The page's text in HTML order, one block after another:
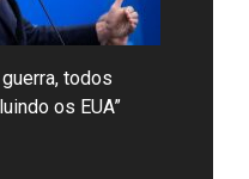
guerra, todos
os EUA”